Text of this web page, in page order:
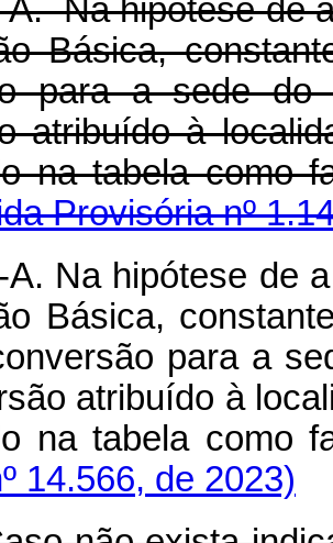
A. Na hipótese de
Básica,
para a sede
atribuído à
na tabela
Provisória nº
A. Na hipótese de
Básica,
para a
atribuído à
na tabela
14.566, de 2023)